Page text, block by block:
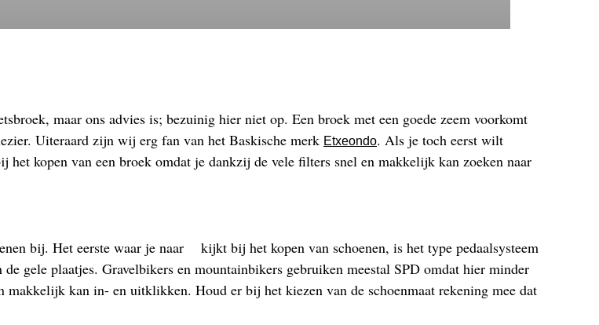
maar ons advies is; bezuinig hier niet op. Een broek met een goede zeem voorkomt
Uiteraard zijn wij erg fan van het Baskische merk Etxeondo. Als je toch eerst wilt
het kopen van een broek omdat je dankzij de vele filters snel en makkelijk kan zoeken naar
bij. Het eerste waar je naar kijkt bij het kopen van schoenen, is het type pedaalsysteem
gele plaatjes. Gravelbikers en mountainbikers gebruiken meestal SPD omdat hier minder
kan in- en uitklikken. Houd er bij het kiezen van de schoenmaat rekening mee dat